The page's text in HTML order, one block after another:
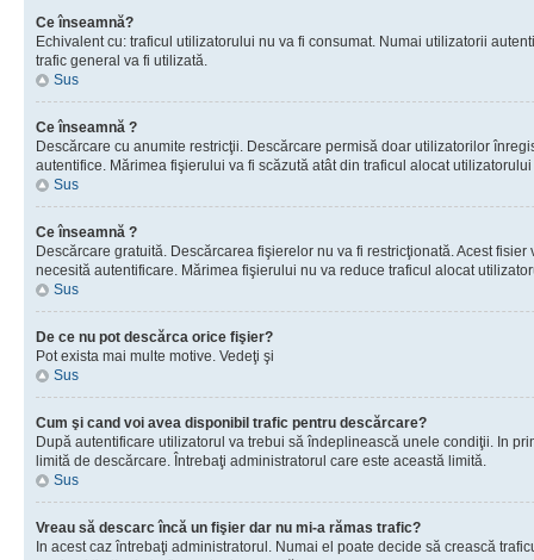
Ce înseamnă?
Echivalent cu: traficul utilizatorului nu va fi consumat. Numai utilizatorii
trafic general va fi utilizată.
Sus
Ce înseamnă ?
Descărcare cu anumite restricţii. Descărcare permisă doar utilizatorilor
autentifice. Mărimea fişierului va fi scăzută atât din traficul alocat
Sus
Ce înseamnă ?
Descărcare gratuită. Descărcarea fişierelor nu va fi restricţionată. Acest
necesită autentificare. Mărimea fişierului nu va reduce traficul alocat
Sus
De ce nu pot descărca orice fişier?
Pot exista mai multe motive. Vedeţi şi
Sus
Cum şi cand voi avea disponibil trafic pentru descărcare?
După autentificare utilizatorul va trebui să îndeplinească unele condiţii. In
limită de descărcare. Întrebaţi administratorul care este această limită.
Sus
Vreau să descarc încă un fişier dar nu mi-a rămas trafic?
In acest caz întrebaţi administratorul. Numai el poate decide să crească